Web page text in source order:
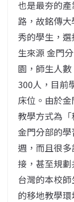
也是最夯的
路，故銘傳
秀的學生，
生來源 金門
園，師生人
300人，目前
床位。由於
教學方式為
金門分部的
週，而且很
接，甚至規
台灣的本校
的移地教學